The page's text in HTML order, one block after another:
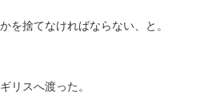
を捨てなければならない、と。
リスへ渡った。